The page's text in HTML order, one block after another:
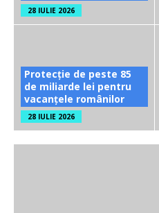
28 IULIE 2026
Protecție de peste 85
de miliarde lei pentru
vacanțele românilor
28 IULIE 2026